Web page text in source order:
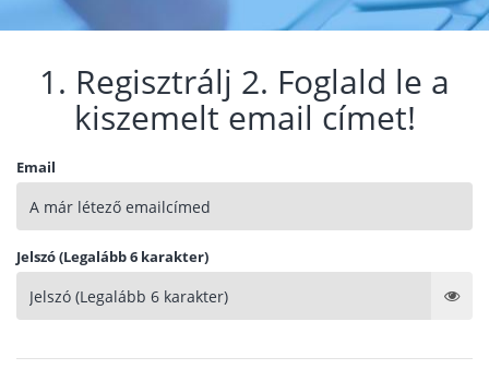
1. Regisztrálj 2. Foglald le a
kiszemelt email címet!
Email
Jelszó (Legalább 6 karakter)